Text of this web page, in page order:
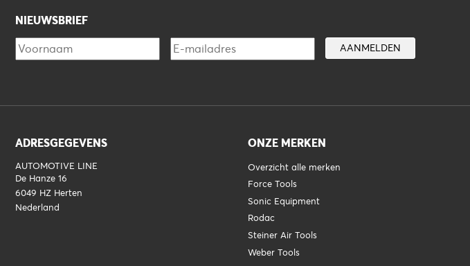
NIEUWSBRIEF
ADRESGEGEVENS
AUTOMOTIVE LINE
De Hanze 16
6049 HZ Herten
Nederland
ONZE MERKEN
Overzicht alle merken
Force Tools
Sonic Equipment
Rodac
Steiner Air Tools
Weber Tools